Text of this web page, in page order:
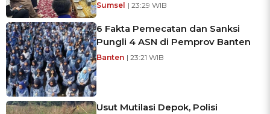
Sumsel | 23:29 WIB
6 Fakta Pemecatan dan Sanksi
Pungli 4 ASN di Pemprov Banten
Banten | 23:21 WIB
Usut Mutilasi Depok, Polisi